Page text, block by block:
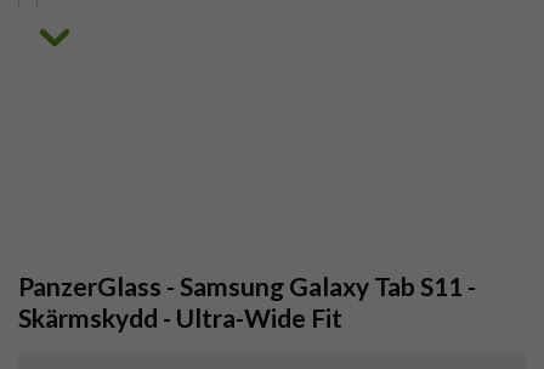
PanzerGlass - Samsung Galaxy Tab S11 -
Skärmskydd - Ultra-Wide Fit